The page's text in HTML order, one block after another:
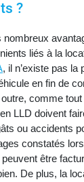
?
nombreux
liés à la
, il n’existe pas la
en fin de
comme
LLD doivent
ou accidents
constatés
être
De plus, la